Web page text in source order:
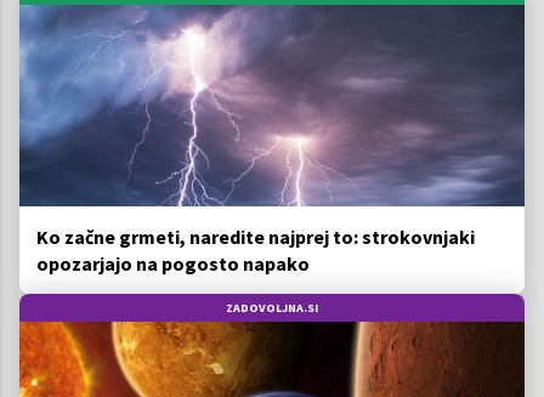
Ko začne grmeti, naredite najprej to: strokovnjaki
opozarjajo na pogosto napako
ZADOVOLJNA.SI